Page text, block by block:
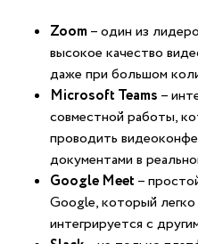
Zoom – один из
высокое качество
даже при большом
Microsoft Teams –
совместной ‌работы,
проводить
документами в
Google Meet –
Google, который
интегрируется с